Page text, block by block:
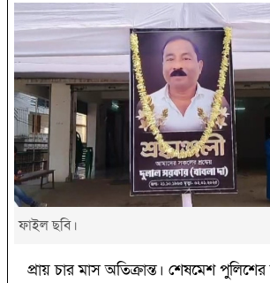
ফাইল ছবি।
প্রায় চার মাস অতিক্রান্ত। শেষমেশ